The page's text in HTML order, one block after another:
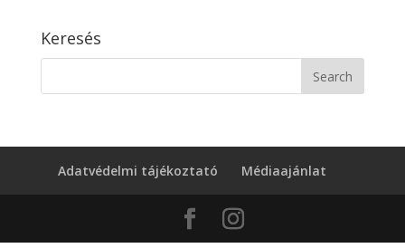
Keresés
Adatvédelmi tájékoztató Médiaajánlat